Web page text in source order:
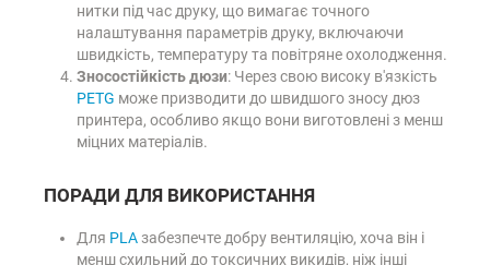
нитки під час друку, що вимагає точного
налаштування параметрів друку, включаючи
швидкість, температуру та повітряне охолодження.
Зносостійкість дюзи: Через свою високу в'язкість
PETG може призводити до швидшого зносу дюз
принтера, особливо якщо вони виготовлені з менш
міцних матеріалів.
ПОРАДИ ДЛЯ ВИКОРИСТАННЯ
Для PLA забезпечте добру вентиляцію, хоча він і
менш схильний до токсичних викидів, ніж інші